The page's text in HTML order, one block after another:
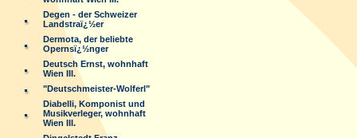
Degen - der Schweizer
Landstraï¿½er
Dermota, der beliebte
Opernsï¿½nger
Deutsch Ernst, wohnhaft
Wien III.
"Deutschmeister-Wolferl"
Diabelli, Komponist und
Musikverleger, wohnhaft
Wien III.